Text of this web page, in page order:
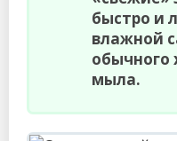
быстро и
влажной
обычного
мыла.